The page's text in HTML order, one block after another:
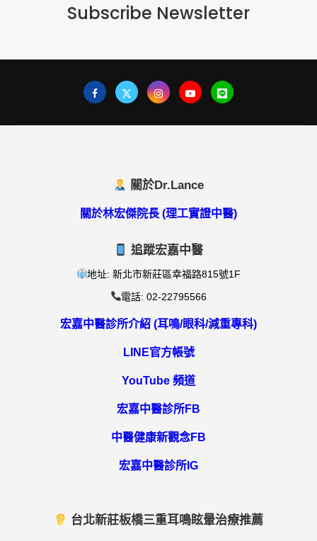
Subscribe Newsletter
關於Dr.Lance
關於林宏傑院長 (理工實證中醫)
追蹤宏嘉中醫
地址: 新北市新莊區幸福路815號1F
電話: 02-22795566
宏嘉中醫診所介紹 (耳鳴/眼科/減重專科)
LINE官方帳號
YouTube 頻道
宏嘉中醫診所FB
中醫健康新觀念FB
宏嘉中醫診所IG
台北新莊板橋三重耳鳴眩暈治療推薦